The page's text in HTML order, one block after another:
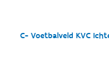
C- Voetbalveld KVC